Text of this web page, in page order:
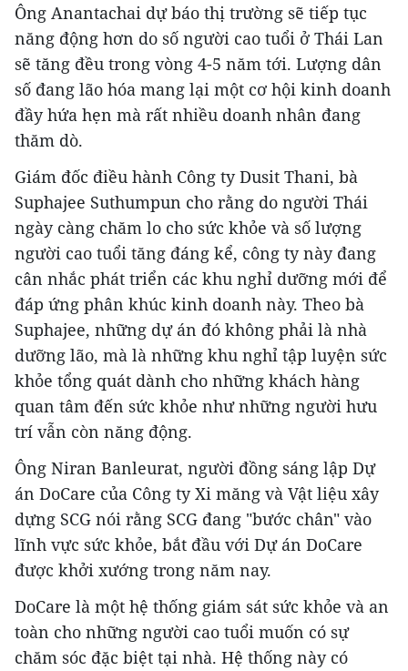
Ông Anantachai dự báo thị trường sẽ tiếp tục
năng động hơn do số người cao tuổi ở Thái Lan
sẽ tăng đều trong vòng 4-5 năm tới. Lượng dân
số đang lão hóa mang lại một cơ hội kinh doanh
đầy hứa hẹn mà rất nhiều doanh nhân đang
thăm dò.
Giám đốc điều hành Công ty Dusit Thani, bà
Suphajee Suthumpun cho rằng do người Thái
ngày càng chăm lo cho sức khỏe và số lượng
người cao tuổi tăng đáng kể, công ty này đang
cân nhắc phát triển các khu nghỉ dưỡng mới để
đáp ứng phân khúc kinh doanh này. Theo bà
Suphajee, những dự án đó không phải là nhà
dưỡng lão, mà là những khu nghỉ tập luyện sức
khỏe tổng quát dành cho những khách hàng
quan tâm đến sức khỏe như những người hưu
trí vẫn còn năng động.
Ông Niran Banleurat, người đồng sáng lập Dự
án DoCare của Công ty Xi măng và Vật liệu xây
dựng SCG nói rằng SCG đang "bước chân" vào
lĩnh vực sức khỏe, bắt đầu với Dự án DoCare
được khởi xướng trong năm nay.
DoCare là một hệ thống giám sát sức khỏe và an
toàn cho những người cao tuổi muốn có sự
chăm sóc đặc biệt tại nhà. Hệ thống này có